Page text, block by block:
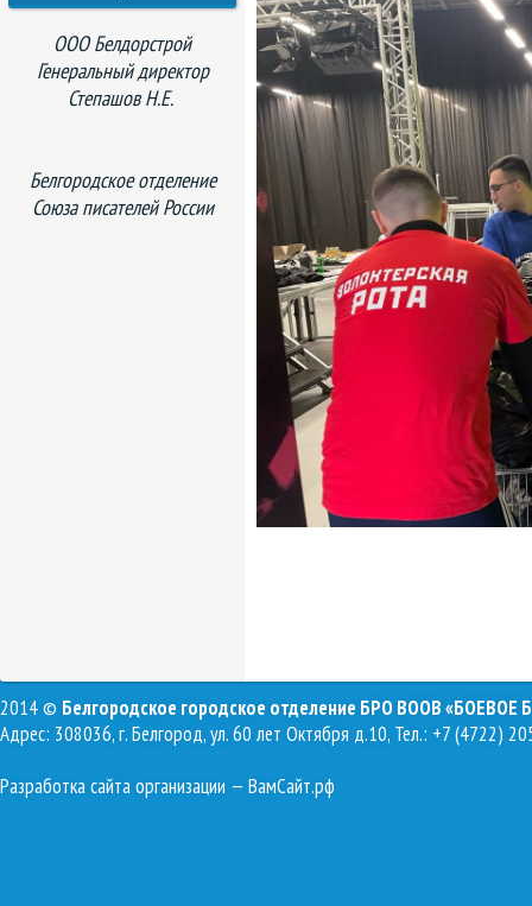
ООО Белдорстрой
Генеральный директор
Степашов Н.Е.
Белгородское отделение
Союза писателей России
2014 © Белгородское городское отделение БРО ВООВ «БОЕВОЕ
Адрес: 308036, г. Белгород, ул. 60 лет Октября д.10, Тел.: +7 (4722)
Разработка сайта организации — ВамСайт.рф